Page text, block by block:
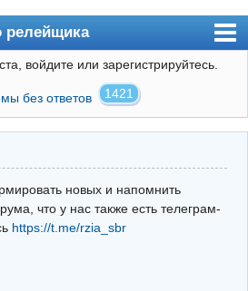
войдите или зарегистрируйтесь.
без ответов 1421
новых и напомнить
что у нас также есть телеграм-
https://t.me/rzia_sbr